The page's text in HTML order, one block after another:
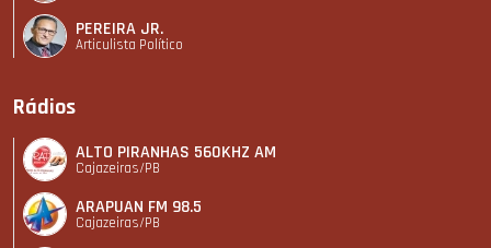
PEREIRA JR.
Articulista Polí­tico
Rádios
ALTO PIRANHAS 560KHZ AM
Cajazeiras/PB
ARAPUAN FM 98.5
Cajazeiras/PB